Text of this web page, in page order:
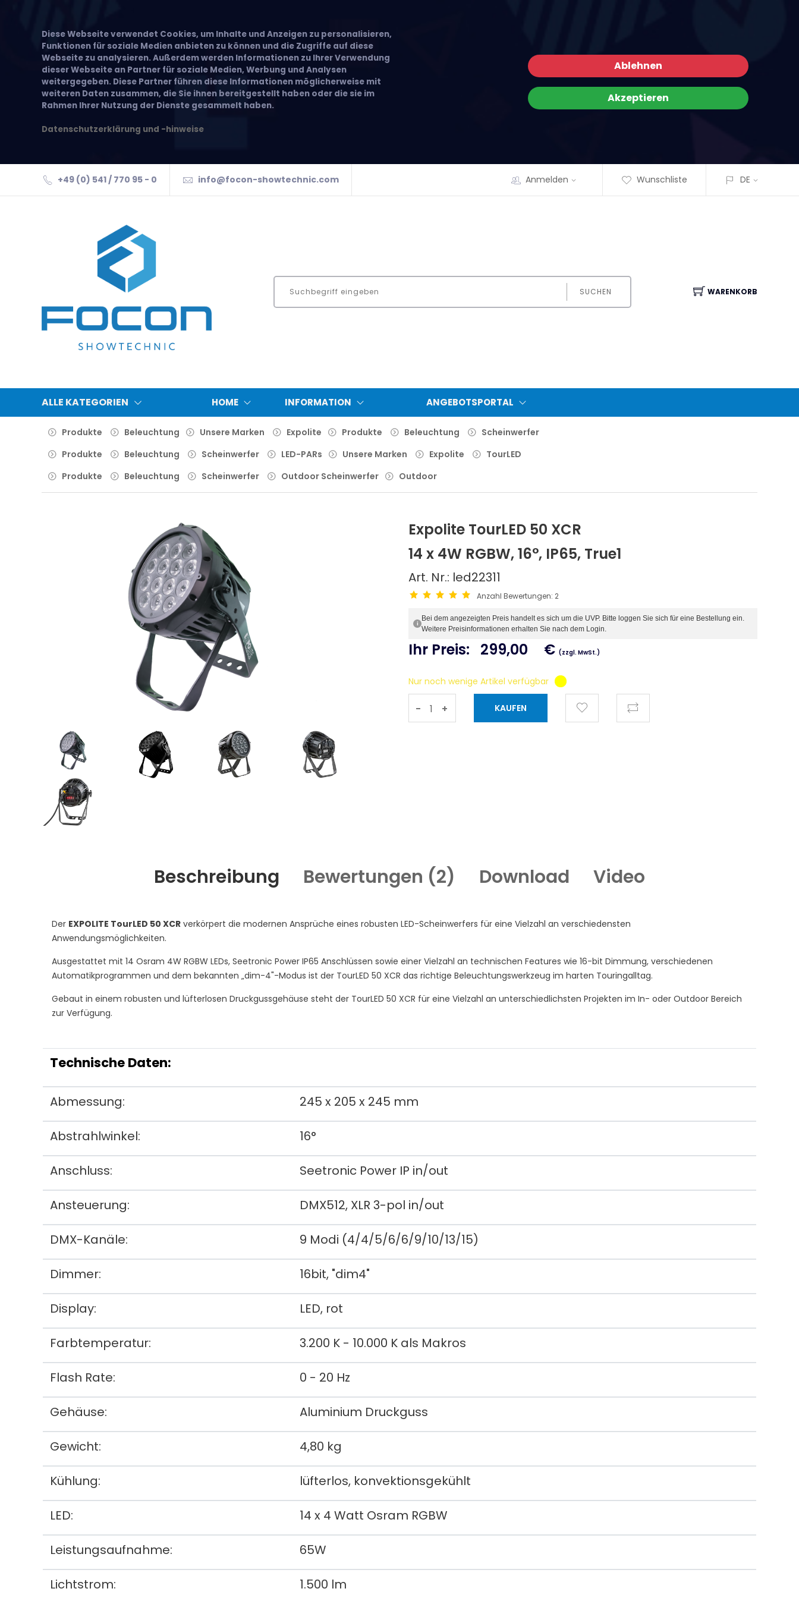
Diese Webseite verwendet Cookies, um Inhalte und Anzeigen zu personalisieren,
Funktionen für soziale Medien anbieten zu können und die Zugriffe auf diese
Webseite zu analysieren. Außerdem werden Informationen zu Ihrer Verwendung
dieser Webseite an Partner für soziale Medien, Werbung und Analysen
weitergegeben. Diese Partner führen diese Informationen möglicherweise mit
weiteren Daten zusammen, die Sie ihnen bereitgestellt haben oder die sie im
Rahmen Ihrer Nutzung der Dienste gesammelt haben.
Datenschutzerklärung und -hinweise
Ablehnen
Akzeptieren
+49 (0) 541 / 770 95 - 0 info@focon-showtechnic.com Anmelden Wunschliste DE
SUCHEN WARENKORB
ALLE KATEGORIEN HOME INFORMATION ANGEBOTSPORTAL
Produkte Beleuchtung Unsere Marken Expolite Produkte Beleuchtung
Scheinwerfer
Produkte
Beleuchtung Scheinwerfer LED-PARs Unsere Marken Expolite
TourLED
Produkte
Beleuchtung Scheinwerfer Outdoor Scheinwerfer Outdoor
Expolite TourLED 50 XCR
14 x 4W RGBW, 16°, IP65, True1
Art. Nr.: led22311
Anzahl Bewertungen: 2
i
Bei dem angezeigten Preis handelt es sich um die UVP. Bitte loggen Sie sich für eine Bestellung ein.
Weitere Preisinformationen erhalten Sie nach dem Login.
Ihr Preis: 299,00 € (zzgl. MwSt.)
Nur noch wenige Artikel verfügbar
- +
Beschreibung Bewertungen (2) Download Video
Der EXPOLITE TourLED 50 XCR verkörpert die modernen Ansprüche eines robusten LED-Scheinwerfers für eine Vielzahl an verschiedensten
Anwendungsmöglichkeiten.
Ausgestattet mit 14 Osram 4W RGBW LEDs, Seetronic Power IP65 Anschlüssen sowie einer Vielzahl an technischen Features wie 16-bit Dimmung, verschiedenen
Automatikprogrammen und dem bekannten „dim-4"-Modus ist der TourLED 50 XCR das richtige Beleuchtungswerkzeug im harten Touringalltag.
Gebaut in einem robusten und lüfterlosen Druckgussgehäuse steht der TourLED 50 XCR für eine Vielzahl an unterschiedlichsten Projekten im In- oder Outdoor Bereich
zur Verfügung.
Technische Daten:
Abmessung: 245 x 205 x 245 mm
Abstrahlwinkel: 16°
Anschluss: Seetronic Power IP in/out
Ansteuerung: DMX512, XLR 3-pol in/out
DMX-Kanäle: 9 Modi (4/4/5/6/6/9/10/13/15)
Dimmer: 16bit, "dim4"
Display: LED, rot
Farbtemperatur: 3.200 K - 10.000 K als Makros
Flash Rate: 0 - 20 Hz
Gehäuse: Aluminium Druckguss
Gewicht: 4,80 kg
Kühlung: lüfterlos, konvektionsgekühlt
LED: 14 x 4 Watt Osram RGBW
Leistungsaufnahme: 65W
Lichtstrom: 1.500 lm